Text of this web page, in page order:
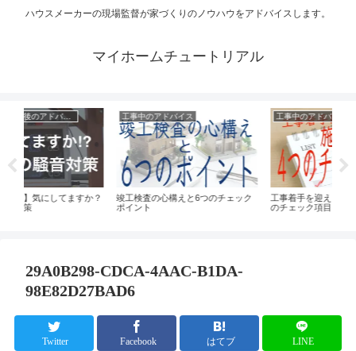
ハウスメーカーの現場監督が家づくりのノウハウをアドバイスします。
マイホームチュートリアル
ドバイス
心構えと6つのチェック
工事中のアドバイス
工事着手を迎える施主としての４つ
のチェック項目
家づくりの準備
家の中のウイルス対
検討したい4つの方法
29A0B298-CDCA-4AAC-B1DA-
98E82D27BAD6
Twitter Facebook はてブ LINE